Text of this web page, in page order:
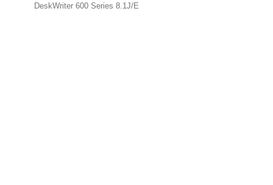
DeskWriter 600 Series 8.1J/E